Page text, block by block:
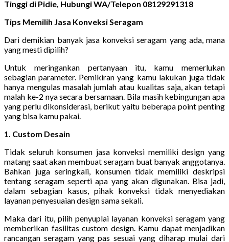
Tinggi di Pidie, Hubungi WA/Telepon 08129291318
Tips Memilih Jasa Konveksi Seragam
Dari demikian banyak jasa konveksi seragam yang ada, mana
yang mesti dipilih?
Untuk meringankan pertanyaan itu, kamu memerlukan
sebagian parameter. Pemikiran yang kamu lakukan juga tidak
hanya mengulas masalah jumlah atau kualitas saja, akan tetapi
malah ke-2 nya secara bersamaan. Bila masih kebingungan apa
yang perlu dikonsiderasi, berikut yaitu beberapa point penting
yang bisa kamu pakai.
1. Custom Desain
Tidak seluruh konsumen jasa konveksi memiliki design yang
matang saat akan membuat seragam buat banyak anggotanya.
Bahkan juga seringkali, konsumen tidak memiliki deskripsi
tentang seragam seperti apa yang akan digunakan. Bisa jadi,
dalam sebagian kasus, pihak konveksi tidak menyediakan
layanan penyesuaian design sama sekali.
Maka dari itu, pilih penyuplai layanan konveksi seragam yang
memberikan fasilitas custom design. Kamu dapat menjadikan
rancangan seragam yang pas sesuai yang diharap mulai dari